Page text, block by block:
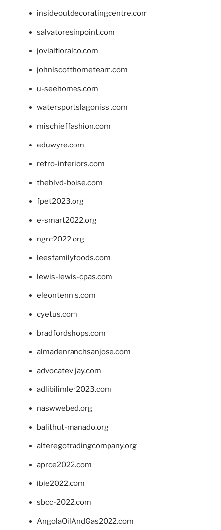
insideoutdecoratingcentre.com
salvatoresinpoint.com
jovialfloralco.com
johnlscotthometeam.com
u-seehomes.com
watersportslagonissi.com
mischieffashion.com
eduwyre.com
retro-interiors.com
theblvd-boise.com
fpet2023.org
e-smart2022.org
ngrc2022.org
leesfamilyfoods.com
lewis-lewis-cpas.com
eleontennis.com
cyetus.com
bradfordshops.com
almadenranchsanjose.com
advocatevijay.com
adlibilimler2023.com
naswwebed.org
balithut-manado.org
alteregotradingcompany.org
aprce2022.com
ibie2022.com
sbcc-2022.com
AngolaOilAndGas2022.com